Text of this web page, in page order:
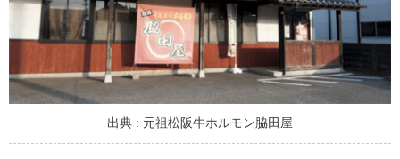
出典 : 元祖松阪牛ホルモン脇田屋